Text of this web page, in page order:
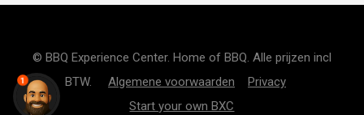
© BBQ Experience Center. Home of BBQ. Alle prijzen incl
BTW. Algemene voorwaarden
Privacy
Start your own BXC
1